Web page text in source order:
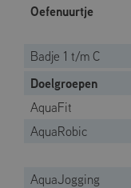
Oefenuurtje
Badje 1 t/m C
Doelgroepen
AquaFit
AquaRobic
AquaJogging